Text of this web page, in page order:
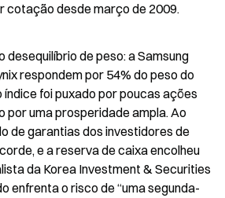
cotação desde março de 2009.
desequilíbrio de peso: a Samsung
respondem por 54% do peso do
índice foi puxado por poucas ações
por uma prosperidade ampla. Ao
de garantias dos investidores de
e a reserva de caixa encolheu
da Korea Investment & Securities
enfrenta o risco de “uma segunda-